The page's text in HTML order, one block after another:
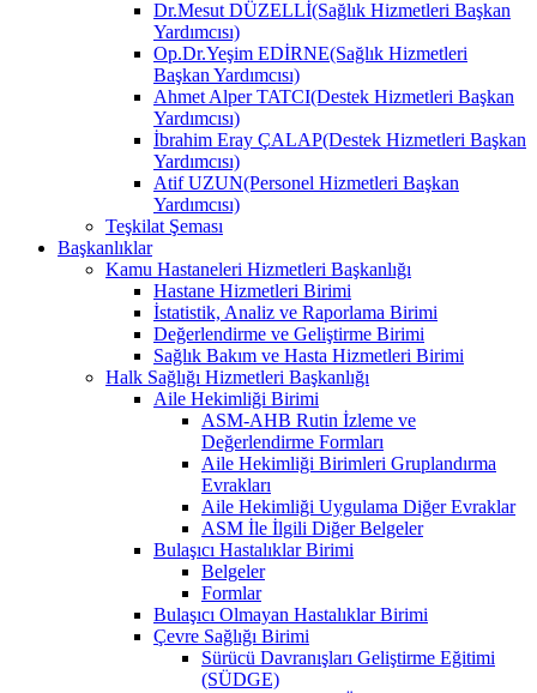
Dr.Mesut DÜZELLİ(Sağlık Hizmetleri Başkan
Yardımcısı)
Op.Dr.Yeşim EDİRNE(Sağlık Hizmetleri
Başkan Yardımcısı)
Ahmet Alper TATCI(Destek Hizmetleri Başkan
Yardımcısı)
İbrahim Eray ÇALAP(Destek Hizmetleri Başkan
Yardımcısı)
Atif UZUN(Personel Hizmetleri Başkan
Yardımcısı)
Teşkilat Şeması
Başkanlıklar
Kamu Hastaneleri Hizmetleri Başkanlığı
Hastane Hizmetleri Birimi
İstatistik, Analiz ve Raporlama Birimi
Değerlendirme ve Geliştirme Birimi
Sağlık Bakım ve Hasta Hizmetleri Birimi
Halk Sağlığı Hizmetleri Başkanlığı
Aile Hekimliği Birimi
ASM-AHB Rutin İzleme ve
Değerlendirme Formları
Aile Hekimliği Birimleri Gruplandırma
Evrakları
Aile Hekimliği Uygulama Diğer Evraklar
ASM İle İlgili Diğer Belgeler
Bulaşıcı Hastalıklar Birimi
Belgeler
Formlar
Bulaşıcı Olmayan Hastalıklar Birimi
Çevre Sağlığı Birimi
Sürücü Davranışları Geliştirme Eğitimi
(SÜDGE)